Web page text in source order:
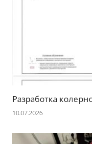
Разработка
10.07.2026